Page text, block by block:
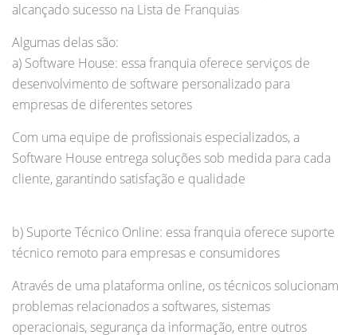
alcançado sucesso na Lista de Franquias
Algumas delas são:
a) Software House: essa franquia oferece serviços de
desenvolvimento de software personalizado para
empresas de diferentes setores
Com uma equipe de profissionais especializados, a
Software House entrega soluções sob medida para cada
cliente, garantindo satisfação e qualidade
b) Suporte Técnico Online: essa franquia oferece suporte
técnico remoto para empresas e consumidores
Através de uma plataforma online, os técnicos solucionam
problemas relacionados a softwares, sistemas
operacionais, segurança da informação, entre outros